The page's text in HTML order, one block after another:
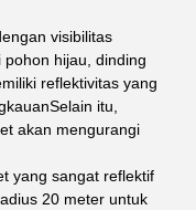
visibilitas
hijau, dinding
reflektivitas yang
itu,
akan mengurangi
yang sangat reflektif
20 meter untuk